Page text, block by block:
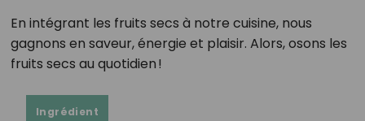
En intégrant les fruits secs à notre cuisine, nous
gagnons en saveur, énergie et plaisir. Alors, osons les
fruits secs au quotidien !
Ingrédient